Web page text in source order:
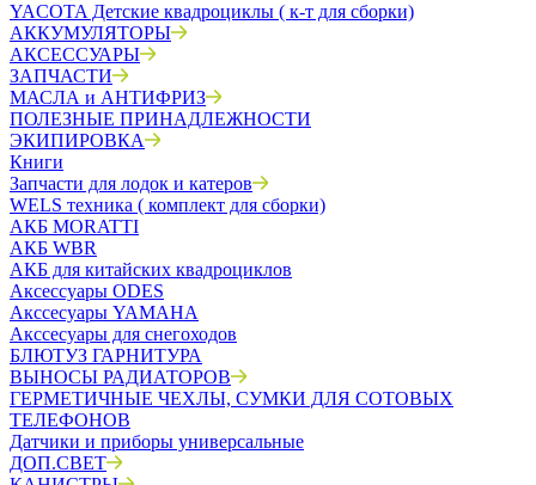
YACOTA Детские квадроциклы ( к-т для сборки)
АККУМУЛЯТОРЫ
АКСЕССУАРЫ
ЗАПЧАСТИ
МАСЛА и АНТИФРИЗ
ПОЛЕЗНЫЕ ПРИНАДЛЕЖНОСТИ
ЭКИПИРОВКА
Книги
Запчасти для лодок и катеров
WELS техника ( комплект для сборки)
АКБ MORATTI
АКБ WBR
АКБ для китайских квадроциклов
Аксессуары ODES
Акссесуары YAMAHA
Акссесуары для снегоходов
БЛЮТУЗ ГАРНИТУРА
ВЫНОСЫ РАДИАТОРОВ
ГЕРМЕТИЧНЫЕ ЧЕХЛЫ, СУМКИ ДЛЯ СОТОВЫХ
ТЕЛЕФОНОВ
Датчики и приборы универсальные
ДОП.СВЕТ